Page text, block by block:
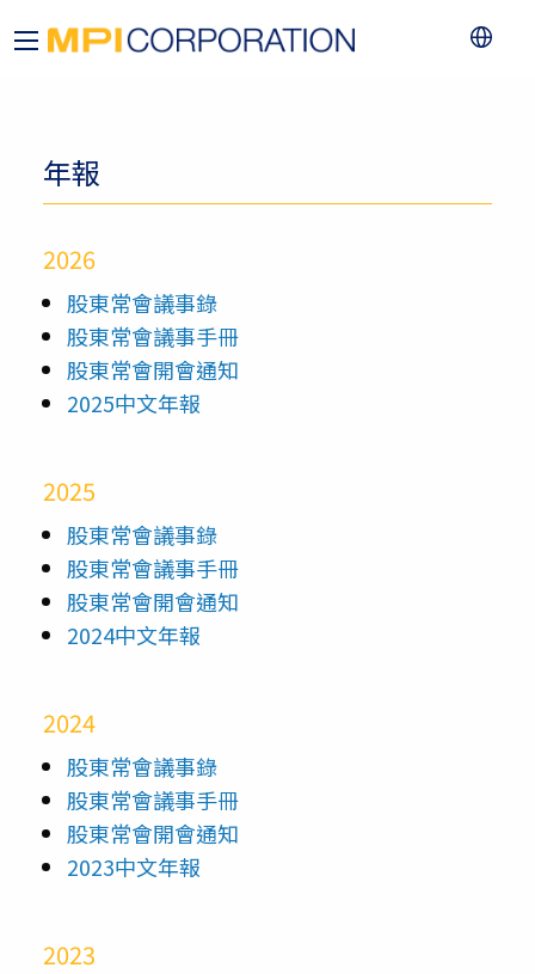
年報
2026
股東常會議事錄
股東常會議事手冊
股東常會開會通知
2025中文年報
2025
股東常會議事錄
股東常會議事手冊
股東常會開會通知
2024中文年報
2024
股東常會議事錄
股東常會議事手冊
股東常會開會通知
2023中文年報
2023